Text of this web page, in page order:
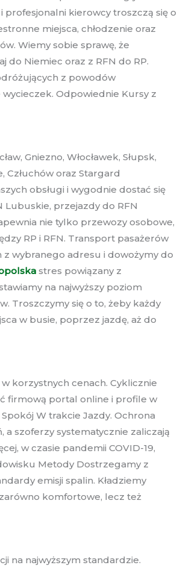
profesjonalni kierowcy troszczą się o
miejsca, chłodzenie oraz
Wiemy sobie sprawę, że
Niemiec oraz z RFN do RP.
z powodów
Odpowiednie Kursy z
Gniezno, Włocławek, Słupsk,
Człuchów oraz Stargard
obsługi i wygodnie dostać się
przejazdy do RFN
nie tylko przewozy osobowe,
RP i RFN. Transport pasażerów
z wybranego adresu i dowożymy do
stres powiązany z
na najwyższy poziom
Troszczymy się o to, żeby każdy
w busie, poprzez jazdę, aż do
korzystnych cenach. Cyklicznie
firmową portal online i profile w
W trakcie Jazdy. Ochrona
a szoferzy systematycznie zaliczają
w czasie pandemii COVID-19,
Metody Dostrzegamy z
emisji spalin. Kładziemy
komfortowe, lecz też
na najwyższym standardzie.